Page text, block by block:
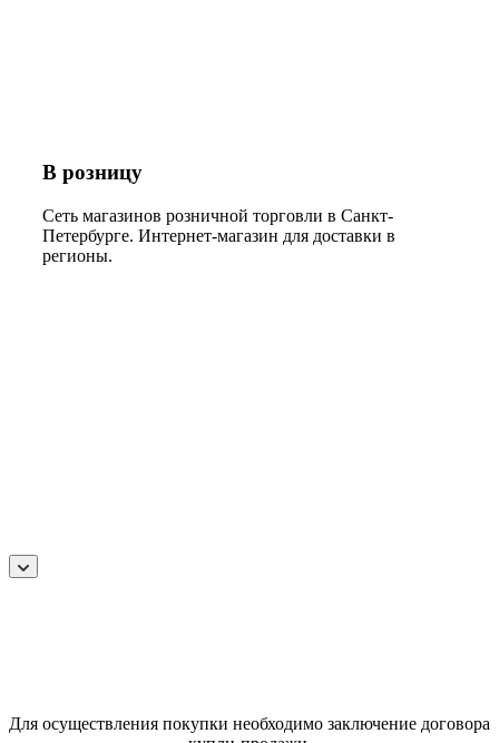
В розницу
Сеть магазинов розничной торговли в Санкт-
Петербурге. Интернет-магазин для доставки в
регионы.
Для осуществления покупки необходимо заключение договора